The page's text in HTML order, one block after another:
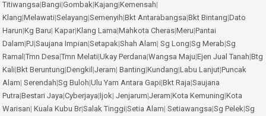
Titiwangsa|Bangi|Gombak|Kajang|Kemensah|
Klang|Melawati|Selayang|Semenyih|Bkt Antarabangsa|Bkt Bintang|Dato
Harun|Kg Baru| Kapar|Klang Lama|Mahkota Cheras|Meru|Pantai
Dalam|PJ|Saujana Impian|Setapak|Shah Alam| Sg Long|Sg Merab|Sg
Ramal|Tmn Desa|Tmn Melati|Ukay Perdana|Wangsa Maju|Ejen Jual Tanah|Btg
Kali|Bkt Beruntung|Dengkil|Jeram| Banting|Kundang|Labu Lanjut|Puncak
Alam| Serendah|Sg Buloh|Ulu Yam Antara Gapi|Bkt Raja|Saujana
Putra|Bestari Jaya|Cyberjaya|Ijok| Jenjarum|Jeram|Kota Kemuning|Kota
Warisan| Kuala Kubu Br|Salak Tinggi|Setia Alam| Setiawangsa|Sg Pelek|Sg